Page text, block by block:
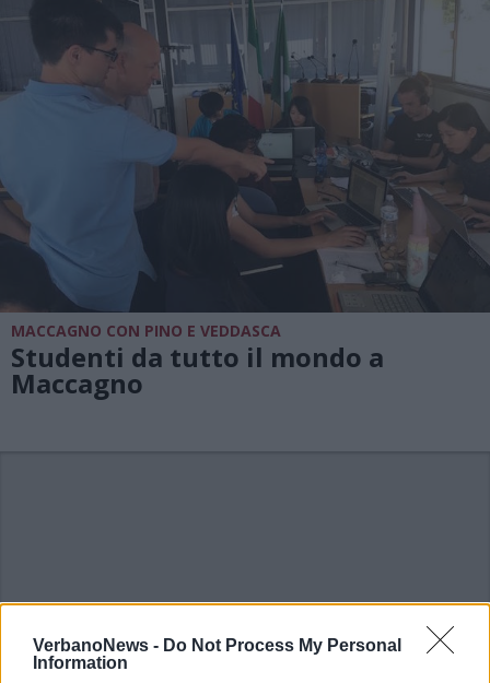
VerbanoNews - Do Not Process My Personal
Information
MACCAGNO CON PINO E VEDDASCA
Studenti da tutto il mondo a
Maccagno